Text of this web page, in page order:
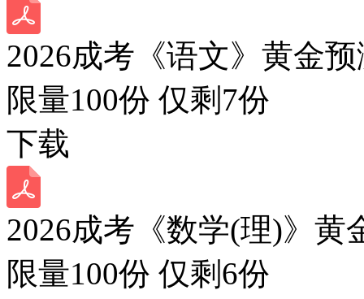
2026成考《语文》黄金
限量100份 仅剩 7份
下载
2026成考《数学(理)》黄
限量100份 仅剩 6份